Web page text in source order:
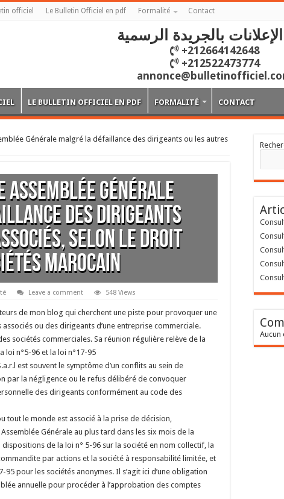
officiel Le Bulletin Officiel en pdf Formalité Contact
بالجريدة الرسمية
+212664142648
+212522473774
LE BULLETIN OFFICIEL EN PDF FORMALITÉ CONTACT
Générale malgré la défaillance des dirigeants ou les autres
Assemblée Générale
des dirigeants
selon le droit
Marocain
Leave a comment 548 Views
de mon blog qui cherchent une piste pour provoquer une
ou des dirigeants d’une entreprise commerciale.
sociétés commerciales. Sa réunion régulière relève de la
loi n°5-96 et la loi n°17-95
est souvent le symptôme d’un conflits au sein de
par la négligence ou le refus délibéré de convoquer
des dirigeants conformément au code des
tout le monde est associé à la prise de décision,
Générale au plus tard dans les six mois de la
de la loi n° 5-96 sur la société en nom collectif, la
par actions et la société à responsabilité limitée, et
pour les sociétés anonymes. Il s’agit ici d’une obligation
annuelle pour procéder à l’approbation des comptes
Aucun